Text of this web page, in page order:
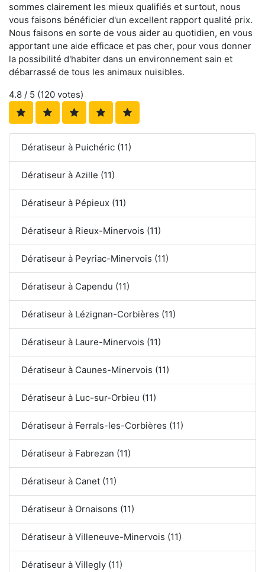
sommes clairement les mieux qualifiés et surtout, nous
vous faisons bénéficier d'un excellent rapport qualité prix.
Nous faisons en sorte de vous aider au quotidien, en vous
apportant une aide efficace et pas cher, pour vous donner
la possibilité d'habiter dans un environnement sain et
débarrassé de tous les animaux nuisibles.
4.8 / 5 (120 votes)
Dératiseur à Puichéric (11)
Dératiseur à Azille (11)
Dératiseur à Pépieux (11)
Dératiseur à Rieux-Minervois (11)
Dératiseur à Peyriac-Minervois (11)
Dératiseur à Capendu (11)
Dératiseur à Lézignan-Corbières (11)
Dératiseur à Laure-Minervois (11)
Dératiseur à Caunes-Minervois (11)
Dératiseur à Luc-sur-Orbieu (11)
Dératiseur à Ferrals-les-Corbières (11)
Dératiseur à Fabrezan (11)
Dératiseur à Canet (11)
Dératiseur à Ornaisons (11)
Dératiseur à Villeneuve-Minervois (11)
Dératiseur à Villegly (11)